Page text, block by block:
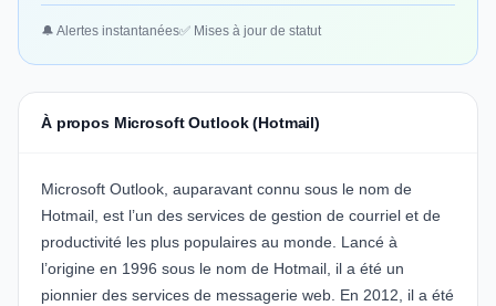
🔔 Alertes instantanées✅ Mises à jour de statut
À propos Microsoft Outlook (Hotmail)
Microsoft Outlook, auparavant connu sous le nom de
Hotmail, est l’un des services de gestion de courriel et de
productivité les plus populaires au monde. Lancé à
l’origine en 1996 sous le nom de Hotmail, il a été un
pionnier des services de messagerie web. En 2012, il a été